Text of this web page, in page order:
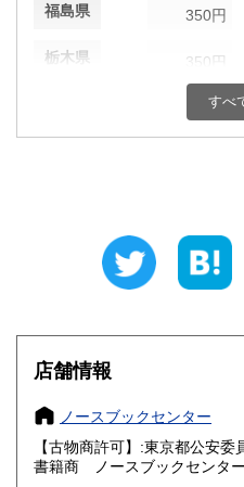
福島県 350円
栃木県 350円
350円
350円
350円
岐阜県 350円
愛知県
滋賀県
大阪府
すべ
店舗情報
ノースブックセンター
【古物商許可】:東京都公安
書籍商 ノースブックセンター